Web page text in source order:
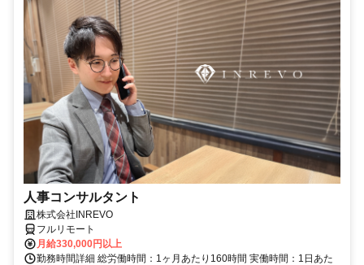
人事コンサルタント
株式会社INREVO
フルリモート
月給330,000円以上
勤務時間詳細 総労働時間：1ヶ月あたり160時間 実働時間：1日あた